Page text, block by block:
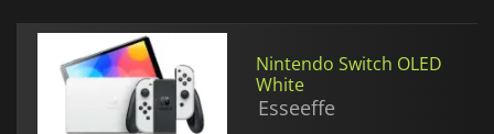
Nintendo Switch OLED
White
Esseeffe